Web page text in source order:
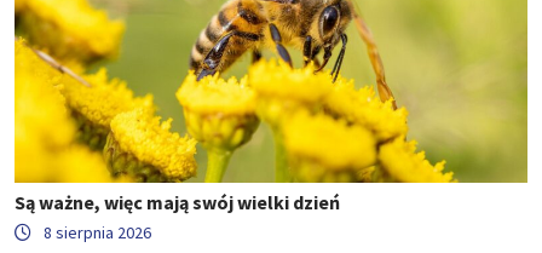
Są ważne, więc mają swój wielki dzień
8 sierpnia 2026